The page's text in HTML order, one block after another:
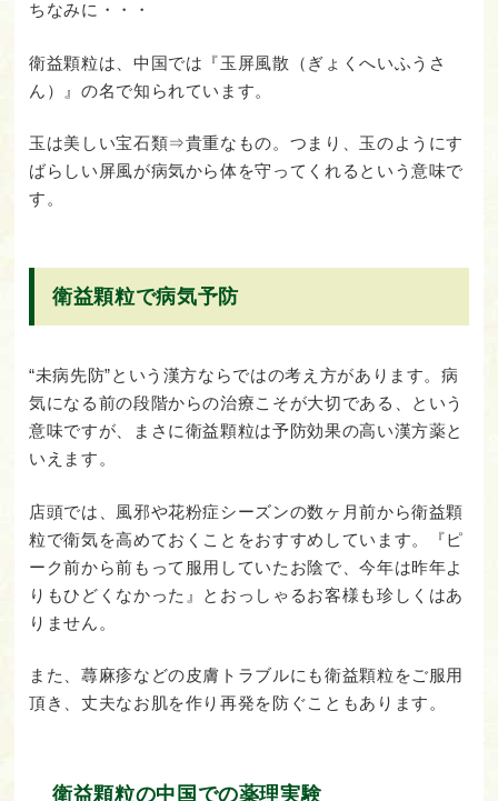
ちなみに・・・
衛益顆粒は、中国では『玉屏風散（ぎょくへいふうさ
ん）』の名で知られています。
玉は美しい宝石類⇒貴重なもの。つまり、玉のようにす
ばらしい屏風が病気から体を守ってくれるという意味で
す。
衛益顆粒で病気予防
“未病先防”という漢方ならではの考え方があります。病
気になる前の段階からの治療こそが大切である、という
意味ですが、まさに衛益顆粒は予防効果の高い漢方薬と
いえます。
店頭では、風邪や花粉症シーズンの数ヶ月前から衛益顆
粒で衛気を高めておくことをおすすめしています。『ピ
ーク前から前もって服用していたお陰で、今年は昨年よ
りもひどくなかった』とおっしゃるお客様も珍しくはあ
りません。
また、蕁麻疹などの皮膚トラブルにも衛益顆粒をご服用
頂き、丈夫なお肌を作り再発を防ぐこともあります。
衛益顆粒の中国での薬理実験